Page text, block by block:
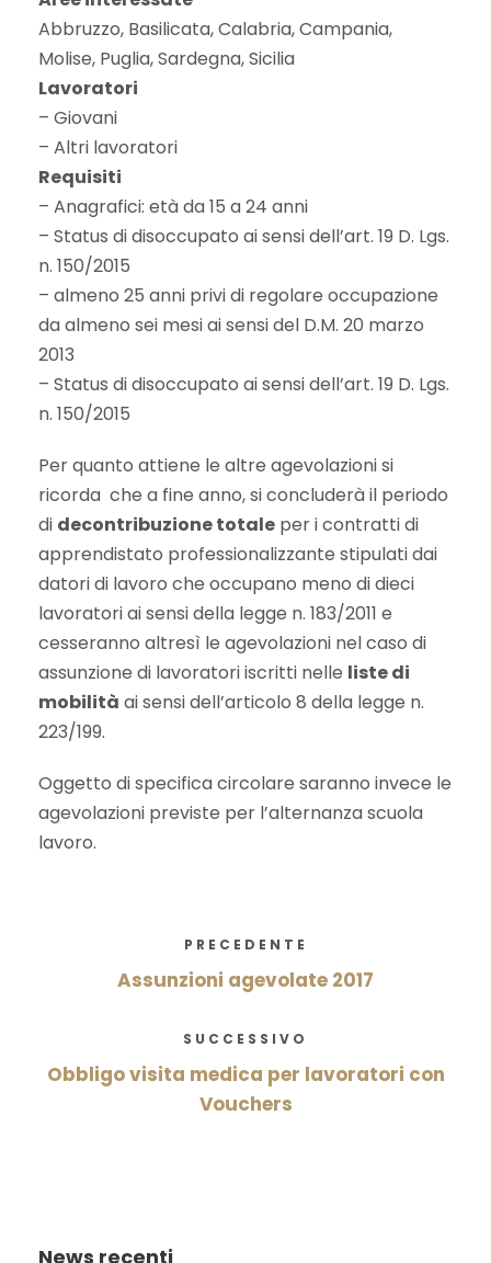
Abbruzzo, Basilicata, Calabria, Campania,
Molise, Puglia, Sardegna, Sicilia
Lavoratori
– Giovani
– Altri lavoratori
Requisiti
– Anagrafici: età da 15 a 24 anni
– Status di disoccupato ai sensi dell’art. 19 D. Lgs.
n. 150/2015
– almeno 25 anni privi di regolare occupazione
da almeno sei mesi ai sensi del D.M. 20 marzo
2013
– Status di disoccupato ai sensi dell’art. 19 D. Lgs.
n. 150/2015
Per quanto attiene le altre agevolazioni si
ricorda che a fine anno, si concluderà il periodo
di decontribuzione totale per i contratti di
apprendistato professionalizzante stipulati dai
datori di lavoro che occupano meno di dieci
lavoratori ai sensi della legge n. 183/2011 e
cesseranno altresì le agevolazioni nel caso di
assunzione di lavoratori iscritti nelle liste di
mobilità ai sensi dell’articolo 8 della legge n.
223/199.
Oggetto di specifica circolare saranno invece le
agevolazioni previste per l’alternanza scuola
lavoro.
PRECEDENTE
Assunzioni agevolate 2017
SUCCESSIVO
Obbligo visita medica per lavoratori con
Vouchers
News recenti